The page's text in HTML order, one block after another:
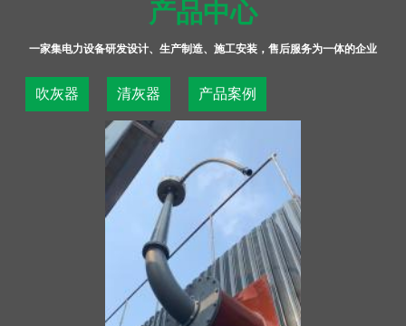
产品中心
一家集电力设备研发设计、生产制造、施工安装，售后服务为一体的企业
吹灰器 清灰器 产品案例
1. 公司开展个性化定制、柔性化生产，培育精益求精的工匠
精神，增品种、提品质、创品牌。
2、公司要求员工不仅要具有优良的技艺和技能，而且还要有
严谨、细致、专注、负责的工作态度和精雕细琢、精益求精
的工作理念，以及对职业的认同感、责任感、荣誉感和使命
3、不因为追求效率而投机取巧，损害产品或者工程质量。不